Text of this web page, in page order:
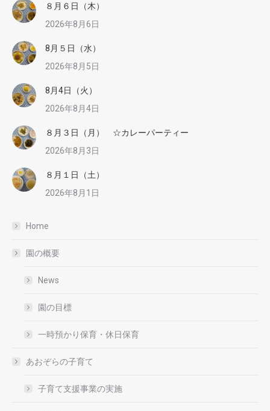
８月６日（木）
2026年8月6日
8月５日（水）
2026年8月5日
8月4日（火）
2026年8月4日
８月３日（月） ☆カレーパーティー
2026年8月3日
８月１日（土）
2026年8月1日
Home
園の概要
News
園の目標
一時預かり保育・休日保育
あおぞらの子育て
子育て支援事業の実施